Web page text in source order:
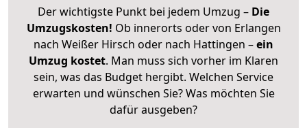
Der wichtigste Punkt bei jedem Umzug – Die
Umzugskosten! Ob innerorts oder von Erlangen
nach Weißer Hirsch oder nach Hattingen –ein
Umzug kostet. Man muss sich vorher im Klaren
sein, was das Budget hergibt. Welchen Service
erwarten und wünschen Sie? Was möchten Sie
dafür ausgeben?